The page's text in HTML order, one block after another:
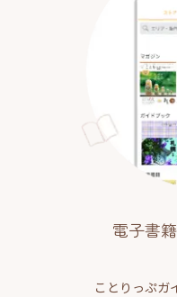
電子書
ことりっぷガ